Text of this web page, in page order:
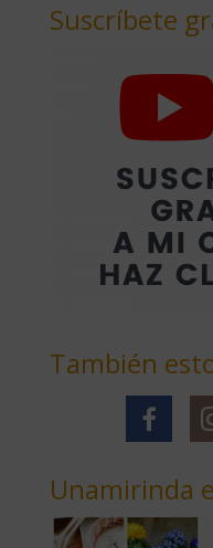
Suscríbete
También
Unamirinda